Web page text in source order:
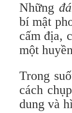
Những
bí mật
cấm địa,
một
Trong
cách
dung và